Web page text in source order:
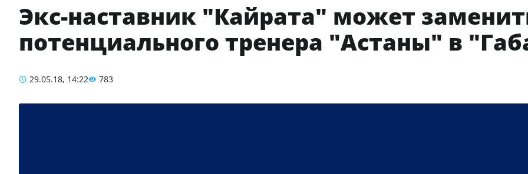
Экс-наставник "Кайрата" может
потенциального тренера "Астаны" в
29.05.18, 14:22 783